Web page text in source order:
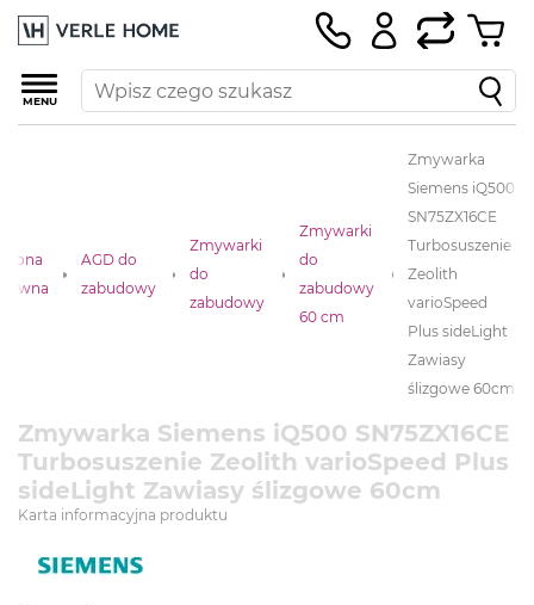
MENU
AGD do
zabudowy
Zmywarki
do
zabudowy
Zmywarki
do
zabudowy
60 cm
Zmywarka
Siemens iQ500
SN75ZX16CE
Turbosuszenie
Zeolith
varioSpeed
Plus sideLight
Zawiasy
ślizgowe 60cm
Zmywarka Siemens iQ500 SN75ZX16CE
Turbosuszenie Zeolith varioSpeed Plus
sideLight Zawiasy ślizgowe 60cm
Karta informacyjna produktu